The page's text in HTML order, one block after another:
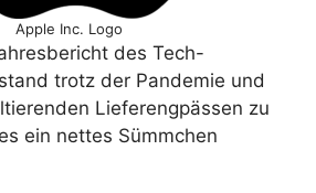
Apple Inc. Logo
des Tech-
stand trotz der Pandemie und
Lieferengpässen zu
ein nettes Sümmchen